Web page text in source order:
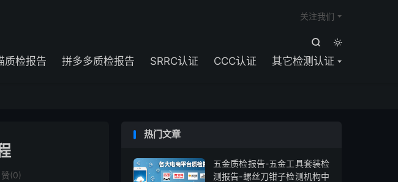


质检报告 拼多多质检报告 SRRC认证 CCC认证 其它检测认证
关注我们
赞(0)
热门文章
五金质检报告-五金工具套装检
测报告-螺丝刀钳子检测机构中